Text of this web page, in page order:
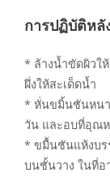
การปฏิบัติหลั
* ล้างน้ำขัดผิวใ
ผึ่งให้สะเด็ดน้ำ
* หั่นขมิ้นชันหนา
วัน และอบที่อุณห
* ขมื้นชันแห้งบร
บนชั้นวาง ในที่อ